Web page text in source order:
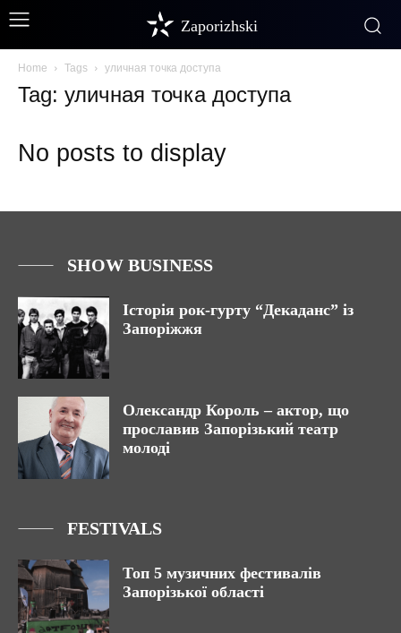
Zaporizhski
Home Tags уличная точка доступа
Tag: уличная точка доступа
No posts to display
SHOW BUSINESS
Історія рок-гурту “Декаданс” із
Запоріжжя
Олександр Король – актор, що
прославив Запорізький театр
молоді
FESTIVALS
Топ 5 музичних фестивалів
Запорізької області